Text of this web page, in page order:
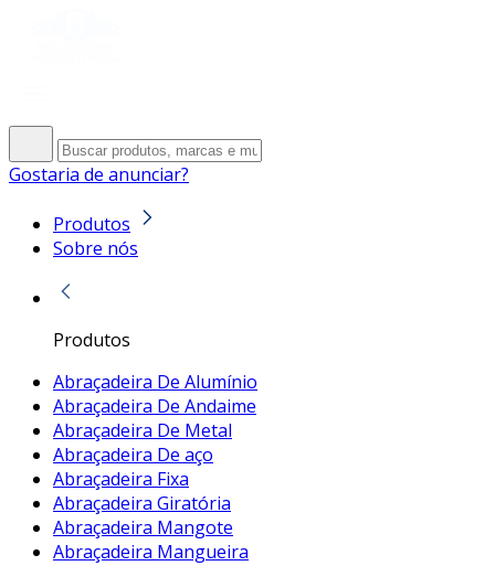
Gostaria de anunciar?
Produtos
Sobre nós
Produtos
Abraçadeira De Alumínio
Abraçadeira De Andaime
Abraçadeira De Metal
Abraçadeira De aço
Abraçadeira Fixa
Abraçadeira Giratória
Abraçadeira Mangote
Abraçadeira Mangueira